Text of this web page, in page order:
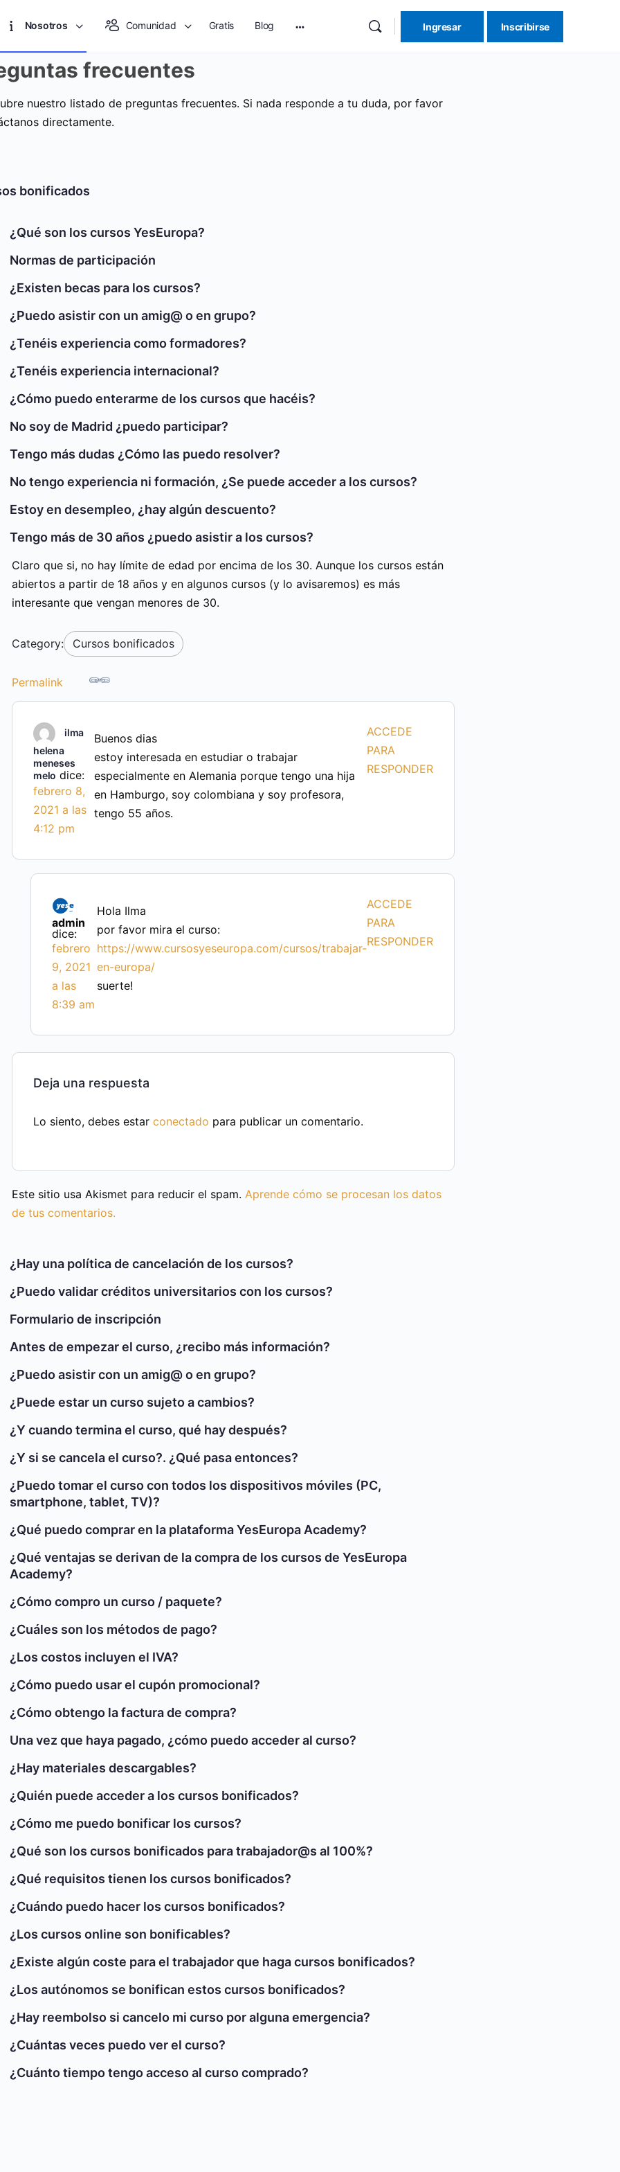
Nosotros Comunidad Gratis Blog Ingresar Inscribirse
frecuentes
nuestro listado de preguntas frecuentes. Si nada responde a tu duda, por favor
directamente.
bonificados
¿Qué son los cursos YesEuropa?
Normas de participación
¿Existen becas para los cursos?
¿Puedo asistir con un amig@ o en grupo?
¿Tenéis experiencia como formadores?
¿Tenéis experiencia internacional?
¿Cómo puedo enterarme de los cursos que hacéis?
No soy de Madrid ¿puedo participar?
Tengo más dudas ¿Cómo las puedo resolver?
No tengo experiencia ni formación, ¿Se puede acceder a los cursos?
Estoy en desempleo, ¿hay algún descuento?
Tengo más de 30 años ¿puedo asistir a los cursos?
Claro que si, no hay límite de edad por encima de los 30. Aunque los cursos están
abiertos a partir de 18 años y en algunos cursos (y lo avisaremos) es más
interesante que vengan menores de 30.
Category: Cursos bonificados
Permalink
ilma
helena
meneses
melo dice:
febrero 8,
2021 a las
4:12 pm
Buenos dias
estoy interesada en estudiar o trabajar
especialmente en Alemania porque tengo una hija
en Hamburgo, soy colombiana y soy profesora,
tengo 55 años.
ACCEDE
PARA
RESPONDER
admin
dice:
febrero
9, 2021
a las
8:39 am
Hola Ilma
por favor mira el curso:
https://www.cursosyeseuropa.com/cursos/trabajar-
en-europa/
suerte!
ACCEDE
PARA
RESPONDER
Deja una respuesta
Lo siento, debes estar conectado para publicar un comentario.
Este sitio usa Akismet para reducir el spam. Aprende cómo se procesan los datos
de tus comentarios.
¿Hay una política de cancelación de los cursos?
¿Puedo validar créditos universitarios con los cursos?
Formulario de inscripción
Antes de empezar el curso, ¿recibo más información?
¿Puedo asistir con un amig@ o en grupo?
¿Puede estar un curso sujeto a cambios?
¿Y cuando termina el curso, qué hay después?
¿Y si se cancela el curso?. ¿Qué pasa entonces?
¿Puedo tomar el curso con todos los dispositivos móviles (PC,
smartphone, tablet, TV)?
¿Qué puedo comprar en la plataforma YesEuropa Academy?
¿Qué ventajas se derivan de la compra de los cursos de YesEuropa
Academy?
¿Cómo compro un curso / paquete?
¿Cuáles son los métodos de pago?
¿Los costos incluyen el IVA?
¿Cómo puedo usar el cupón promocional?
¿Cómo obtengo la factura de compra?
Una vez que haya pagado, ¿cómo puedo acceder al curso?
¿Hay materiales descargables?
¿Quién puede acceder a los cursos bonificados?
¿Cómo me puedo bonificar los cursos?
¿Qué son los cursos bonificados para trabajador@s al 100%?
¿Qué requisitos tienen los cursos bonificados?
¿Cuándo puedo hacer los cursos bonificados?
¿Los cursos online son bonificables?
¿Existe algún coste para el trabajador que haga cursos bonificados?
¿Los autónomos se bonifican estos cursos bonificados?
¿Hay reembolso si cancelo mi curso por alguna emergencia?
¿Cuántas veces puedo ver el curso?
¿Cuánto tiempo tengo acceso al curso comprado?